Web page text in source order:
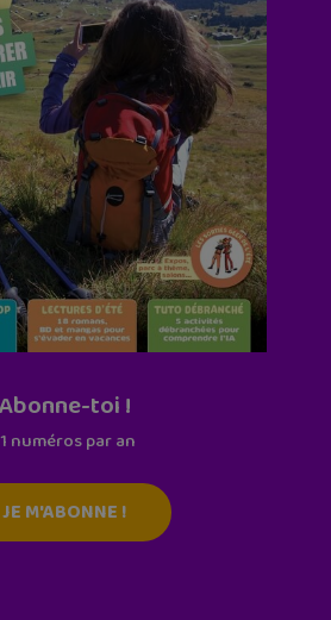
Abonne-toi !
numéros par an
JE M'ABONNE !